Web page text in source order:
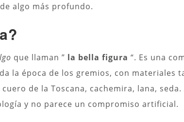
algo más profundo.
que llaman ” la bella figura “. Es una
la época de los gremios, con materiales
de la Toscana, cachemira, lana,
y no parece un compromiso artificial.